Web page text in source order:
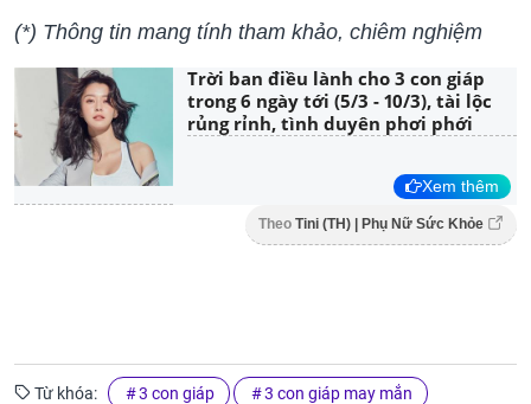
(*) Thông tin mang tính tham khảo, chiêm nghiệm
Trời ban điều lành cho 3 con giáp
trong 6 ngày tới (5/3 - 10/3), tài lộc
rủng rỉnh, tình duyên phơi phới
Xem thêm
Theo Tini (TH) | Phụ Nữ Sức Khỏe
Từ khóa: 3 con giáp 3 con giáp may mắn